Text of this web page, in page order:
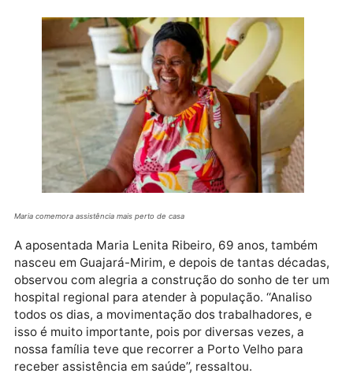
desloquei para Porto Velho para fazer a cirurgia, e
situação é muito triste para nós. Por isso, ver a
construção deste hospital, que irá nos atender aqui
mais perto e de forma mais ágil, representa para nós
uma vitória’’, salientou.
RELATOS